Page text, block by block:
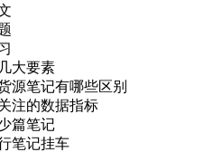
大要素
源笔记有哪些区别
注的数据指标
篇笔记
笔记挂车